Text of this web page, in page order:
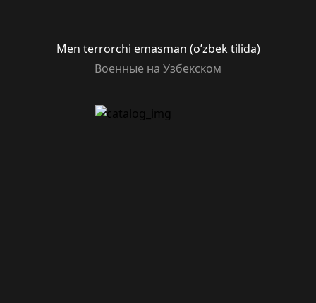
Men terrorchi emasman (o’zbek tilida)
Военные на Узбекском